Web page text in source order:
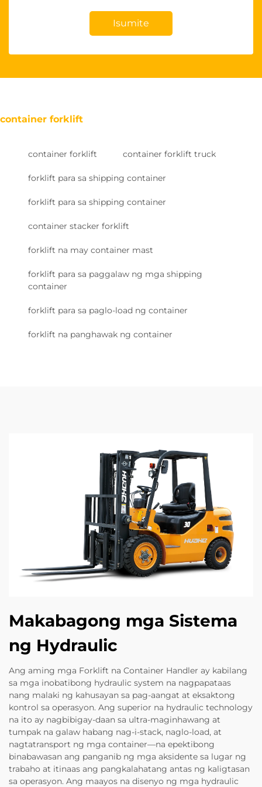
Isumite
container forklift
container forklift container forklift truck
forklift para sa shipping container
forklift para sa shipping container
container stacker forklift
forklift na may container mast
forklift para sa paggalaw ng mga shipping
container
forklift para sa paglo-load ng container
forklift na panghawak ng container
Makabagong mga Sistema
ng Hydraulic
Ang aming mga Forklift na Container Handler ay kabilang
sa mga inobatibong hydraulic system na nagpapataas
nang malaki ng kahusayan sa pag-aangat at eksaktong
kontrol sa operasyon. Ang superior na hydraulic technology
na ito ay nagbibigay-daan sa ultra-maginhawang at
tumpak na galaw habang nag-i-stack, naglo-load, at
nagtatransport ng mga container—na epektibong
binabawasan ang panganib ng mga aksidente sa lugar ng
trabaho at itinaas ang pangkalahatang antas ng kaligtasan
sa operasyon. Ang maayos na disenyo ng mga hydraulic